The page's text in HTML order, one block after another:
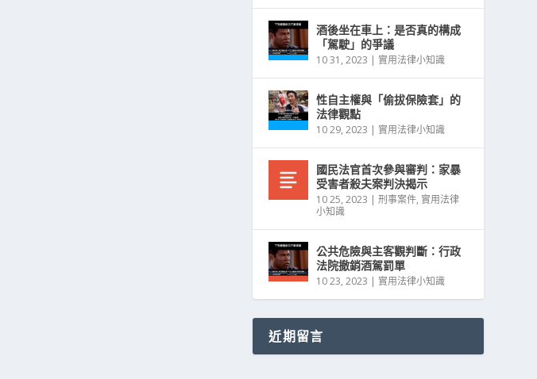
酒後坐在車上：是否真的構成
「駕駛」的爭議
10 31, 2023 | 實用法律小知識
性自主權與「偷拔保險套」的
法律觀點
10 29, 2023 | 實用法律小知識
國民法官首次參與審判：家暴
受害者殺夫案判決揭示
10 25, 2023 |刑事案件, 實用法律
小知識
公共危險與主客觀判斷：行政
法院撤銷酒駕罰單
10 23, 2023 | 實用法律小知識
近期留言